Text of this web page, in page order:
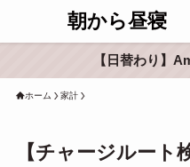
朝から昼寝
【日替わり】
ホーム 家計
【チャージルート